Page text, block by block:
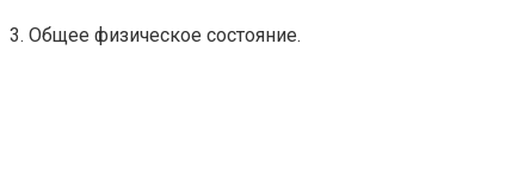
3. Общее физическое состояние.